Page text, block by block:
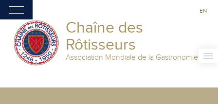
Chaîne des
Rôtisseurs
Association Mondiale de la Gastronomie
EN